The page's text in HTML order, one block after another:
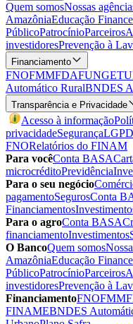
Quem somosNossas
AmazôniaEducação
PúblicoPatrocínioParceiros
investidoresPrevenção à
Financiamento
FNOFMMFDA
Automático RuralBNDES
Transparência e Privacidade
Acesso à informação
privacidadeSegurançaLGPD
FNORelatórios do FINAM
Para vocêConta BASA
microcréditoPrevidência
Para o seu negócio
pagamentoSegurosConta
Financiamentos
Para o agroConta BASA
financiamentoInvestimentos
O BancoQuem somos
AmazôniaEducação
PúblicoPatrocínioParceiros
investidoresPrevenção à
FinanciamentoFNOFMM
FINAMEBNDES